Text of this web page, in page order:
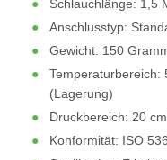
Schlauchlänge: 1,5
Anschlusstyp:
Gewicht: 150
Temperaturbereich:
(Lagerung)
Druckbereich: 20
Konformität: ISO